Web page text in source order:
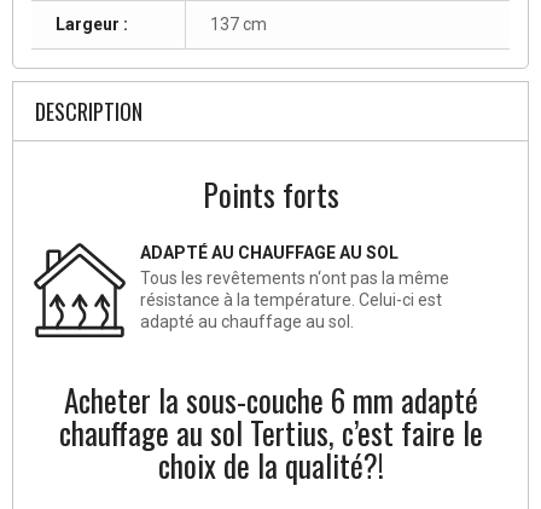
Largeur : 137 cm
DESCRIPTION
Points forts
ADAPTÉ AU CHAUFFAGE AU SOL
Tous les revêtements n‘ont pas la même
résistance à la température. Celui-ci est
adapté au chauffage au sol.
Acheter la sous-couche 6 mm adapté
chauffage au sol Tertius, c’est faire le
choix de la qualité?!